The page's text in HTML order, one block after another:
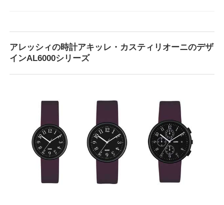
アレッシィの時計アキッレ・カスティリオーニのデザ
インAL6000シリーズ